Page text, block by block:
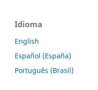
Idioma
English
Español (España)
Português (Brasil)